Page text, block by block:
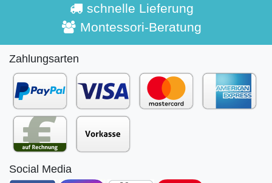
schnelle Lieferung
Montessori-Beratung
Zahlungsarten
Social Media